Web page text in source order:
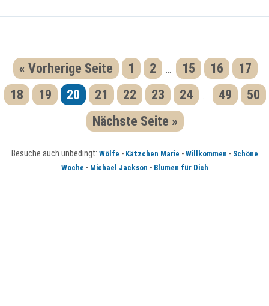
« Vorherige Seite 1 2 15 16
17
18
19 20 21 22 23 24 49
50
Nächste Seite »
Besuche auch unbedingt: Wölfe - Kätzchen Marie - Willkommen - Schöne
Woche - Michael Jackson - Blumen für Dich